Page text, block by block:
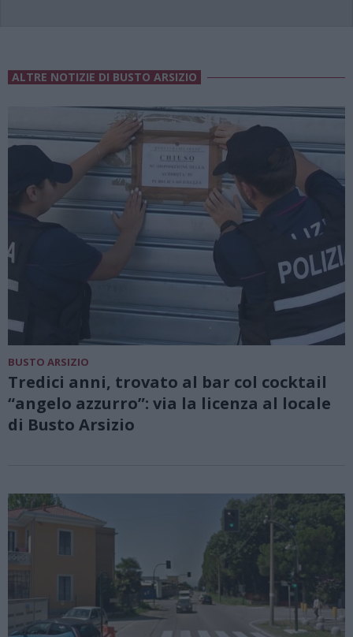
ALTRE NOTIZIE DI BUSTO ARSIZIO
BUSTO ARSIZIO
Tredici anni, trovato al bar col cocktail
“angelo azzurro”: via la licenza al locale
di Busto Arsizio